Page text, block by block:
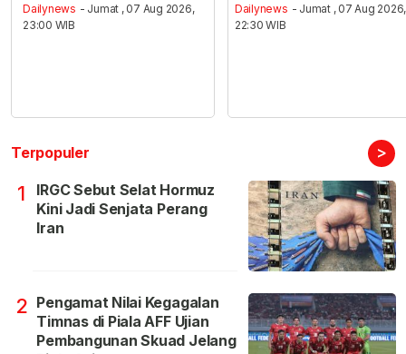
Dailynews - Jumat , 07 Aug 2026,
23:00 WIB
Dailynews - Jumat , 07 Aug 2026,
22:30 WIB
Terpopuler >
1
IRGC Sebut Selat Hormuz
Kini Jadi Senjata Perang
Iran
2 Pengamat Nilai Kegagalan
Timnas di Piala AFF Ujian
Pembangunan Skuad Jelang